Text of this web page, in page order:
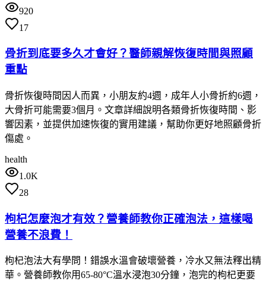
920
17
骨折到底要多久才會好？醫師親解恢復時間與照顧
重點
骨折恢復時間因人而異，小朋友約4週，成年人小骨折約6週，
大骨折可能需要3個月。文章詳細說明各類骨折恢復時間、影
響因素，並提供加速恢復的實用建議，幫助你更好地照顧骨折
傷處。
health
1.0K
28
枸杞怎麼泡才有效？營養師教你正確泡法，這樣喝
營養不浪費！
枸杞泡法大有學問！錯誤水溫會破壞營養，冷水又無法釋出精
華。營養師教你用65-80°C溫水浸泡30分鐘，泡完的枸杞更要